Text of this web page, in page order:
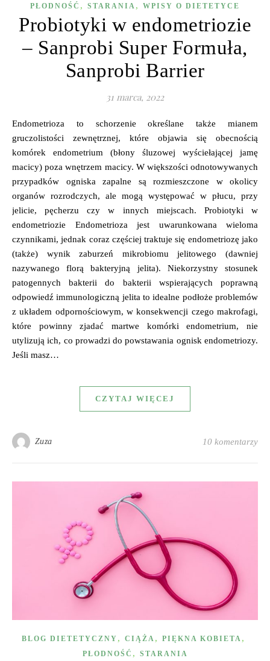
PŁODNOŚĆ , STARANIA , WPISY O DIETETYCE
Probiotyki w endometriozie
– Sanprobi Super Formuła,
Sanprobi Barrier
31 marca, 2022
Endometrioza to schorzenie określane także mianem
gruczolistości zewnętrznej, które objawia się obecnością
komórek endometrium (błony śluzowej wyściełającej jamę
macicy) poza wnętrzem macicy. W większości odnotowywanych
przypadków ogniska zapalne są rozmieszczone w okolicy
organów rozrodczych, ale mogą występować w płucu, przy
jelicie, pęcherzu czy w innych miejscach. Probiotyki w
endometriozie Endometrioza jest uwarunkowana wieloma
czynnikami, jednak coraz częściej traktuje się endometriozę jako
(także) wynik zaburzeń mikrobiomu jelitowego (dawniej
nazywanego florą bakteryjną jelita). Niekorzystny stosunek
patogennych bakterii do bakterii wspierających poprawną
odpowiedź immunologiczną jelita to idealne podłoże problemów
z układem odpornościowym, w konsekwencji czego makrofagi,
które powinny zjadać martwe komórki endometrium, nie
utylizują ich, co prowadzi do powstawania ognisk endometriozy.
Jeśli masz…
CZYTAJ WIĘCEJ
Zuza 10 komentarzy
BLOG DIETETYCZNY , CIĄŻA , PIĘKNA KOBIETA ,
PŁODNOŚĆ , STARANIA